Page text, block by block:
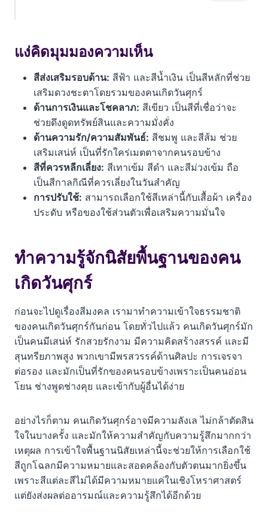
ทำความรู้จักนิสัยพื้นฐานของคนเกิดวันศุกร์
สีถูกโฉลกคนเกิดวันศุกร์ เสริมดวงด้านไหนบ้าง
วิธีเลือกใช้สีถูกโฉลกในชีวิตประจำวัน
สีที่คนเกิดวันศุกร์ควรหลีกเลี่ยง (สีกาลกิณี)
ดูเรื่องแนะนำเพิ่มเติม
คำถามที่พบบ่อย (FAQ)
ถ้าไม่ชอบสีถูกโฉลกของตัวเองเลย ควรทำอย่างไร?
สีถูกโฉลกคนเกิดวันศุกร์ใช้กับของใหญ่อย่างรถหรือบ้าน
ได้ไหม?
ความเชื่อเรื่องสีมงคลประจำวันเกิดมีที่มาอย่างไร?
แง่คิดมุมมองความเห็น
สีส่งเสริมรอบด้าน: สีฟ้า และสีน้ำเงิน เป็นสีหลักที่ช่วย
เสริมดวงชะตาโดยรวมของคนเกิดวันศุกร์
ด้านการเงินและโชคลาภ: สีเขียว เป็นสีที่เชื่อว่าจะ
ช่วยดึงดูดทรัพย์สินและความมั่งคั่ง
ด้านความรัก/ความสัมพันธ์: สีชมพู และสีส้ม ช่วย
เสริมเสน่ห์ เป็นที่รักใคร่เมตตาจากคนรอบข้าง
สีที่ควรหลีกเลี่ยง: สีเทาเข้ม สีดำ และสีม่วงเข้ม ถือ
เป็นสีกาลกิณีที่ควรเลี่ยงในวันสำคัญ
การปรับใช้: สามารถเลือกใช้สีเหล่านี้กับเสื้อผ้า เครื่อง
ประดับ หรือของใช้ส่วนตัวเพื่อเสริมความมั่นใจ
ทำความรู้จักนิสัยพื้นฐานของคน
เกิดวันศุกร์
ก่อนจะไปดูเรื่องสีมงคล เรามาทำความเข้าใจธรรมชาติ
ของคนเกิดวันศุกร์กันก่อน โดยทั่วไปแล้ว คนเกิดวันศุกร์มัก
เป็นคนมีเสน่ห์ รักสวยรักงาม มีความคิดสร้างสรรค์ และมี
สุนทรียภาพสูง พวกเขามีพรสวรรค์ด้านศิลปะ การเจรจา
ต่อรอง และมักเป็นที่รักของคนรอบข้างเพราะเป็นคนอ่อน
โยน ช่างพูดช่างคุย และเข้ากับผู้อื่นได้ง่าย
อย่างไรก็ตาม คนเกิดวันศุกร์อาจมีความลังเล ไม่กล้าตัดสิน
ใจในบางครั้ง และมักให้ความสำคัญกับความรู้สึกมากกว่า
เหตุผล การเข้าใจพื้นฐานนิสัยเหล่านี้จะช่วยให้การเลือกใช้
สีถูกโฉลกมีความหมายและสอดคล้องกับตัวตนมากยิ่งขึ้น
เพราะสีแต่ละสีไม่ได้มีความหมายแค่ในเชิงโหราศาสตร์
แต่ยังส่งผลต่ออารมณ์และความรู้สึกได้อีกด้วย